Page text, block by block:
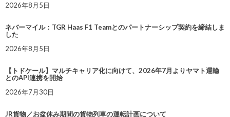
2026年8月5日
ネバーマイル：TGR Haas F1 Teamとのパートナーシップ契約を締結しま
した
2026年8月5日
【トドケール】マルチキャリア化に向けて、2026年7月よりヤマト運輸
とのAPI連携を開始
2026年7月30日
JR貨物／お盆休み期間の貨物列車の運転計画について